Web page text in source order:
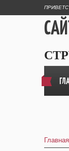
Главная